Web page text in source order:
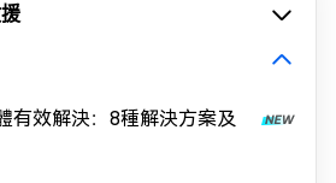
有效解決：8種解決方案及